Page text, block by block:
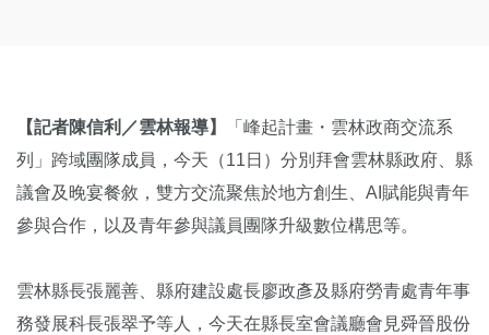
【記者陳信利／雲林報導】
「峰起計畫・雲林政商交流系
列」跨域團隊成員，今天（11日）分別拜會雲林縣政府、縣
議會及晚宴餐敘，雙方交流聚焦於地方創生、AI賦能與青年
參與合作，以及青年參與議員團隊升級數位構思等。
雲林縣長張麗善、縣府建設處長廖政彥及縣府勞青處青年事
務發展科長張翠予等人，今天在縣長室會議廳會見舜晉股份